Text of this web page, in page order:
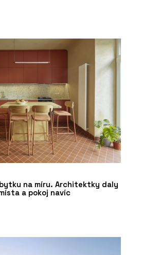
na míru. Architektky daly
a pokoj navíc